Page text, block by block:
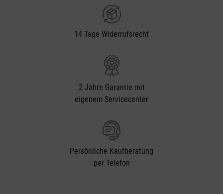
14 Tage Widerrufsrecht
2 Jahre Garantie mit
eigenem Servicecenter
Persönliche Kaufberatung
per Telefon